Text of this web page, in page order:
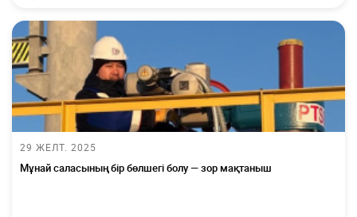
29 ЖЕЛТ. 2025
Мұнай саласының бір бөлшегі болу — зор мақтаныш